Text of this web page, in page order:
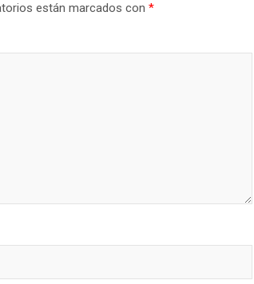
están marcados con *